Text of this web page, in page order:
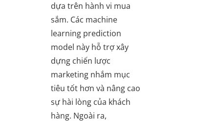
dựa trên hành vi mua
sắm. Các machine
learning prediction
model này hỗ trợ xây
dựng chiến lược
marketing nhắm mục
tiêu tốt hơn và nâng cao
sự hài lòng của khách
hàng. Ngoài ra,